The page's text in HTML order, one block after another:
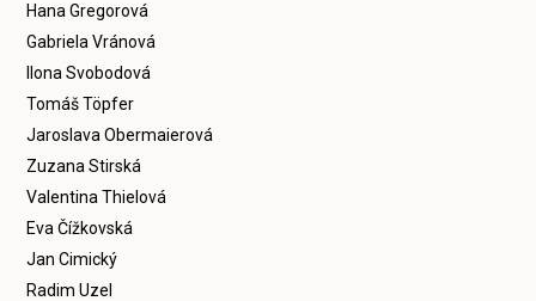
Hana Gregorová
Gabriela Vránová
Ilona Svobodová
Tomáš Töpfer
Jaroslava Obermaierová
Zuzana Stirská
Valentina Thielová
Eva Čížkovská
Jan Cimický
Radim Uzel